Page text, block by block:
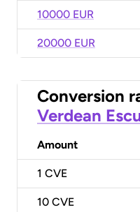
10000 EUR
20000 EUR
Conversion
Verdean
Amount
1 CVE
10 CVE